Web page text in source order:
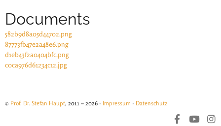
Documents
582b9d8a05d44702.png
87773fb47e2a48e6.png
d1eb43f2a0404bfc.png
c0ca976d61234c12.jpg
© Prof. Dr. Stefan Haupt, 2011 – 2026 · Impressum · Datenschutz